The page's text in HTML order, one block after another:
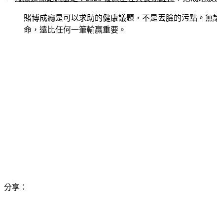
賭博成癮是可以求助的健康議題，不是丟臉的污點。
命，遠比任何一筆輸贏重要。
分享：